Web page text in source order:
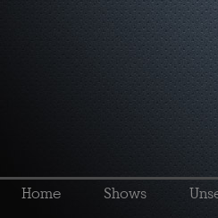
Home Shows